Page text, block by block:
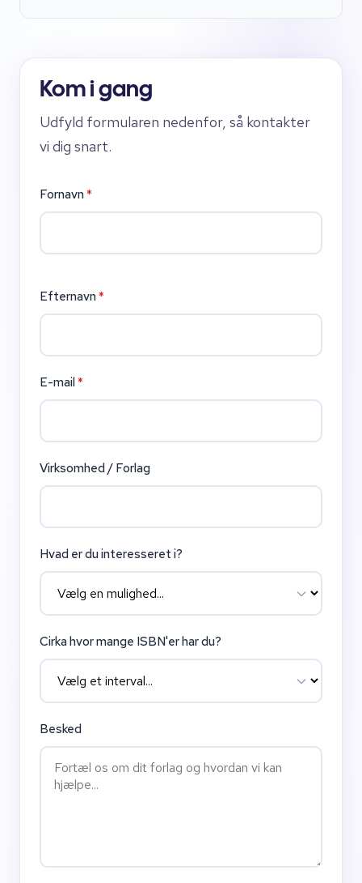
Kom i gang
Udfyld formularen nedenfor, så kontakter
vi dig snart.
Fornavn*
Efternavn*
E-mail*
Virksomhed / Forlag
Hvad er du interesseret i?
Cirka hvor mange ISBN'er har du?
Besked